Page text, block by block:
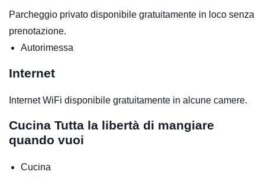
Parcheggio privato disponibile gratuitamente in loco senza
prenotazione.
Autorimessa
Internet
Internet WiFi disponibile gratuitamente in alcune camere.
Cucina Tutta la libertà di mangiare
quando vuoi
Cucina